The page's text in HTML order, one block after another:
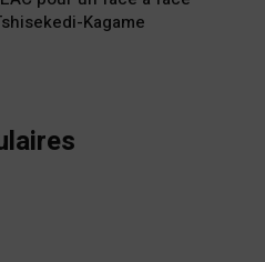
Kagame